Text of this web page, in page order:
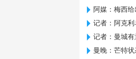
阿媒：梅西给出
记者：阿克利
记者：曼城
曼晚：芒特状态